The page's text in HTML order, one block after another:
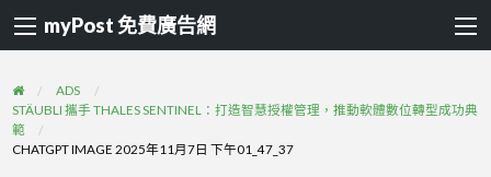
myPost 免費廣告網
ADS
STÄUBLI 攜手 THALES SENTINEL：打造智慧授權管理，推動軟體數位轉型成功典
範
CHATGPT IMAGE 2025年11月7日 下午01_47_37